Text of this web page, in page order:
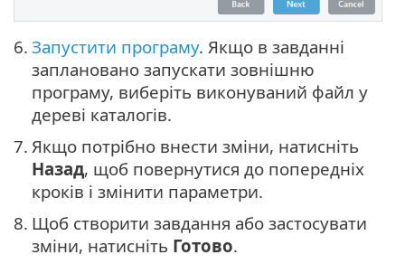
6. Запустити програму. Якщо в завданні
заплановано запускати зовнішню
програму, виберіть виконуваний файл у
дереві каталогів.
7. Якщо потрібно внести зміни, натисніть
Назад, щоб повернутися до попередніх
кроків і змінити параметри.
8. Щоб створити завдання або застосувати
зміни, натисніть Готово.